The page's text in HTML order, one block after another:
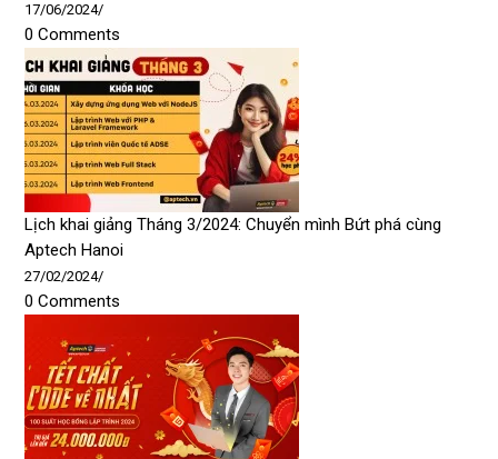
17/06/2024/
0 Comments
Lịch khai giảng Tháng 3/2024: Chuyển mình Bứt phá cùng
Aptech Hanoi
27/02/2024/
0 Comments